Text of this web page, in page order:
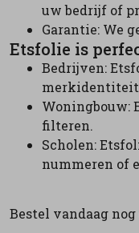
uw bedrijf of
Garantie: We
Etsfolie is
Bedrijven:
merkidentiteit
Woningbouw:
filteren.
Scholen:
nummeren of
Bestel vandaag